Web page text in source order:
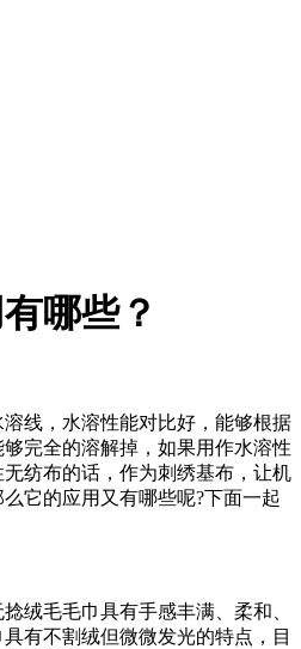
哪些？
线，水溶性能对比好，能够根据
完全的溶解掉，如果用作水溶性
纺布的话，作为刺绣基布，让机
它的应用又有哪些呢?下面一起
绒毛毛巾具有手感丰满、柔和、
有不割绒但微微发光的特点，目